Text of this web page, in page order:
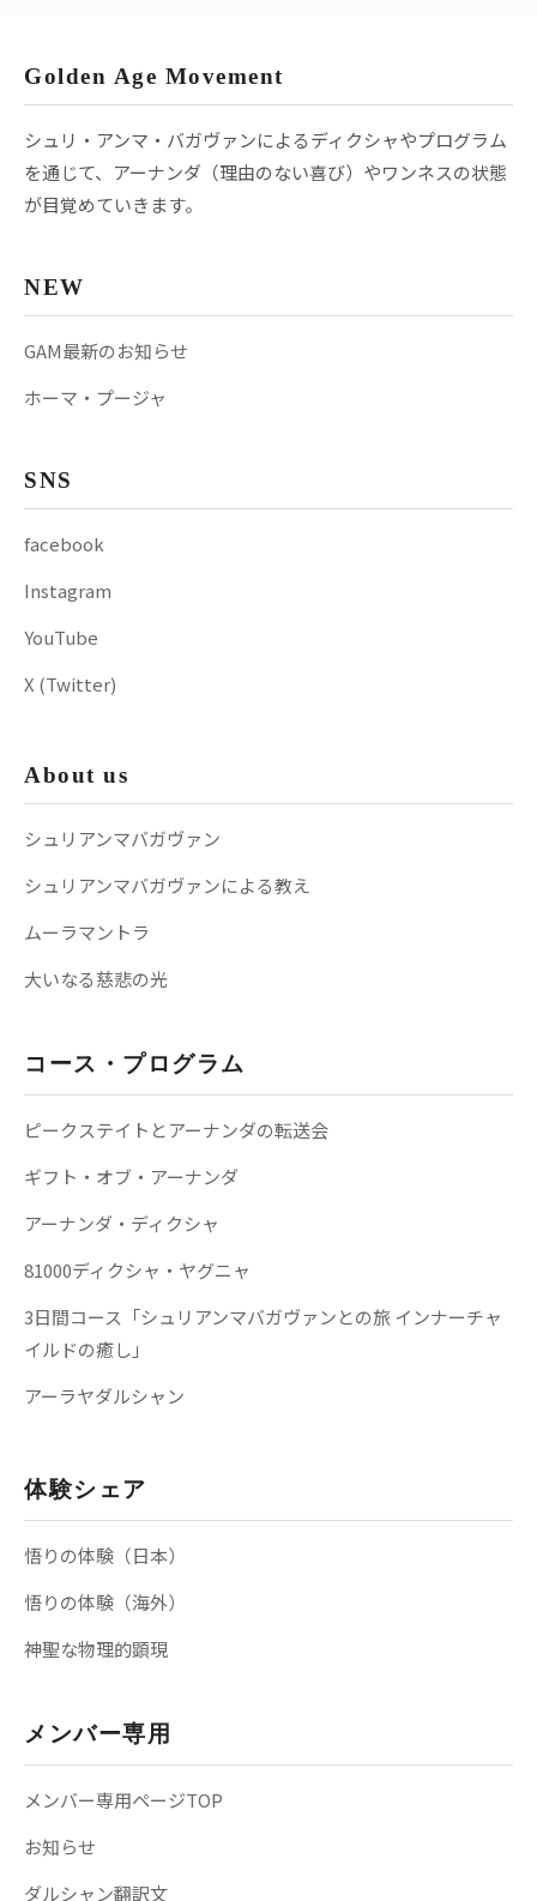
Golden Age Movement
シュリ・アンマ・バガヴァンによるディクシャやプログラム
を通じて、アーナンダ（理由のない喜び）やワンネスの状態
が目覚めていきます。
NEW
GAM最新のお知らせ
ホーマ・プージャ
SNS
facebook
Instagram
YouTube
X (Twitter)
About us
シュリアンマバガヴァン
シュリアンマバガヴァンによる教え
ムーラマントラ
大いなる慈悲の光
コース・プログラム
ピークステイトとアーナンダの転送会
ギフト・オブ・アーナンダ
アーナンダ・ディクシャ
81000ディクシャ・ヤグニャ
3日間コース「シュリアンマバガヴァンとの旅 インナーチャ
イルドの癒し」
アーラヤダルシャン
体験シェア
悟りの体験（日本）
悟りの体験（海外）
神聖な物理的顕現
メンバー専用
メンバー専用ページTOP
お知らせ
ダルシャン翻訳文